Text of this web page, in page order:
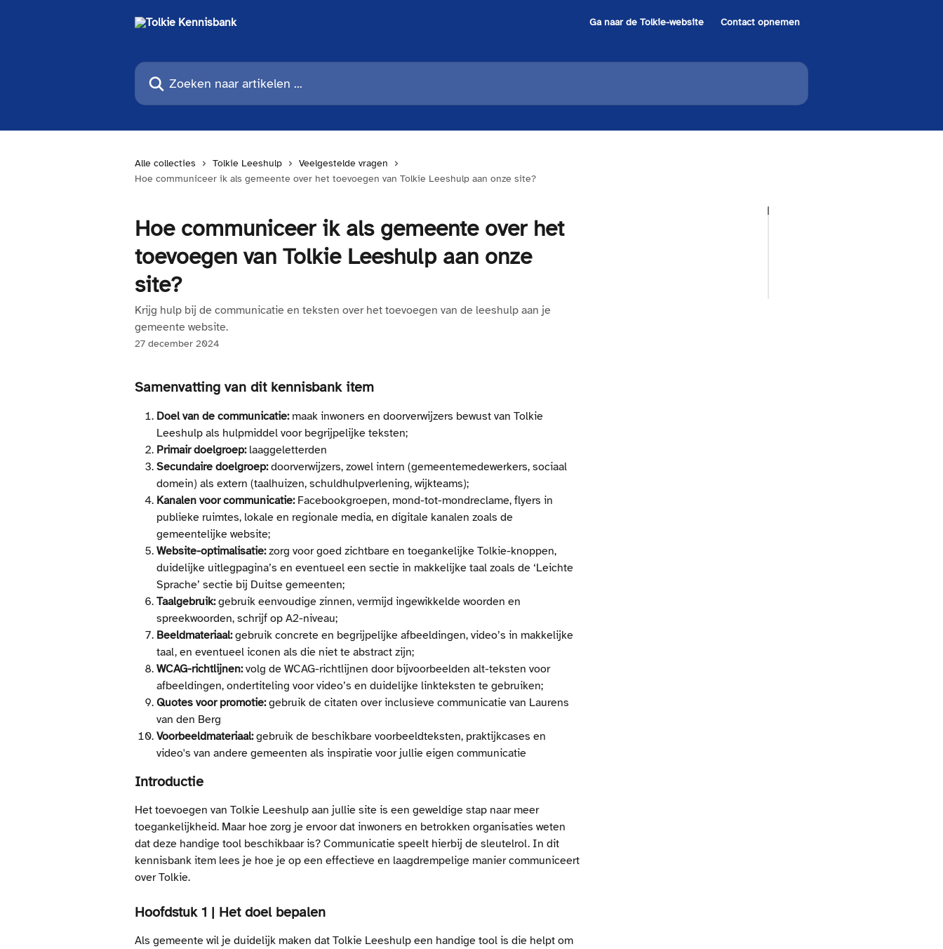
Ga naar de Tolkie-website Contact opnemen
Zoeken naar artikelen ...
Alle collecties Tolkie Leeshulp
Veelgestelde vragen
Hoe communiceer ik als gemeente over het toevoegen van Tolkie Leeshulp aan onze site?
Hoe communiceer ik als gemeente over het
toevoegen van Tolkie Leeshulp aan onze
site?
Krijg hulp bij de communicatie en teksten over het toevoegen van de leeshulp aan je
gemeente website.
27 december 2024
Samenvatting van dit kennisbank item
Doel van de communicatie: maak inwoners en doorverwijzers bewust van Tolkie
Leeshulp als hulpmiddel voor begrijpelijke teksten;
Primair doelgroep: laaggeletterden
Secundaire doelgroep: doorverwijzers, zowel intern (gemeentemedewerkers, sociaal
domein) als extern (taalhuizen, schuldhulpverlening, wijkteams);
Kanalen voor communicatie: Facebookgroepen, mond-tot-mondreclame, flyers in
publieke ruimtes, lokale en regionale media, en digitale kanalen zoals de
gemeentelijke website;
Website-optimalisatie: zorg voor goed zichtbare en toegankelijke Tolkie-knoppen,
duidelijke uitlegpagina’s en eventueel een sectie in makkelijke taal zoals de ‘Leichte
Sprache’ sectie bij Duitse gemeenten;
Taalgebruik: gebruik eenvoudige zinnen, vermijd ingewikkelde woorden en
spreekwoorden, schrijf op A2-niveau;
Beeldmateriaal: gebruik concrete en begrijpelijke afbeeldingen, video’s in makkelijke
taal, en eventueel iconen als die niet te abstract zijn;
WCAG-richtlijnen: volg de WCAG-richtlijnen door bijvoorbeelden alt-teksten voor
afbeeldingen, ondertiteling voor video’s en duidelijke linkteksten te gebruiken;
Quotes voor promotie: gebruik de citaten over inclusieve communicatie van Laurens
van den Berg
Voorbeeldmateriaal: gebruik de beschikbare voorbeeldteksten, praktijkcases en
video's van andere gemeenten als inspiratie voor jullie eigen communicatie
Introductie
Het toevoegen van Tolkie Leeshulp aan jullie site is een geweldige stap naar meer
toegankelijkheid. Maar hoe zorg je ervoor dat inwoners en betrokken organisaties weten
dat deze handige tool beschikbaar is? Communicatie speelt hierbij de sleutelrol. In dit
kennisbank item lees je hoe je op een effectieve en laagdrempelige manier communiceert
over Tolkie.
Hoofdstuk 1 | Het doel bepalen
Als gemeente wil je duidelijk maken dat Tolkie Leeshulp een handige tool is die helpt om